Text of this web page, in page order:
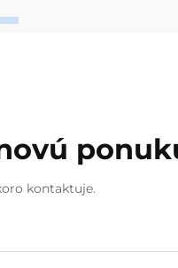
kontaktuje.